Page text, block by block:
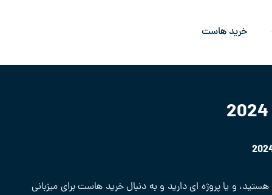
خرید هاست
و یا پروژه ای دارید و به دنبال خرید هاست برای میزبانی